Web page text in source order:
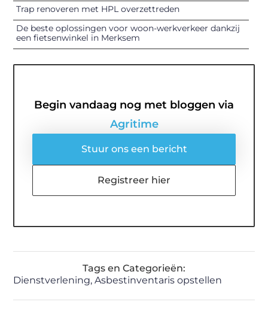
Trap renoveren met HPL overzettreden
De beste oplossingen voor woon-werkverkeer dankzij
een fietsenwinkel in Merksem
Begin vandaag nog met bloggen via
Agritime
Stuur ons een bericht
Registreer hier
Tags en Categorieën:
Dienstverlening,Asbestinventaris opstellen